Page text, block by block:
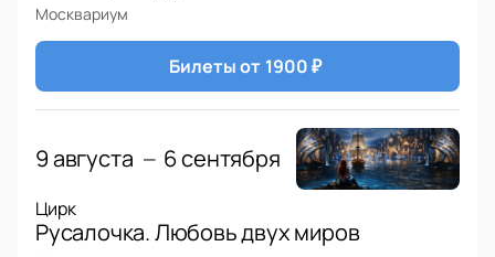
Москвариум
Билеты от 1900₽
9 августа — 6 сентября
Цирк
Русалочка. Любовь двух миров